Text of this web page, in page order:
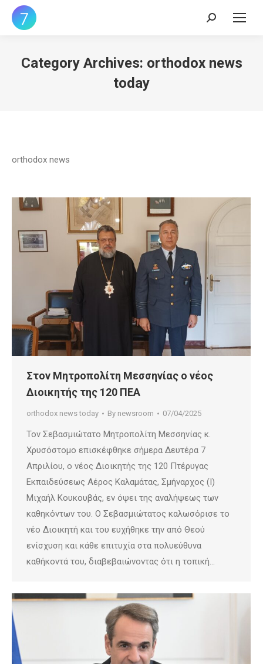
Search:
Category Archives: orthodox news
today
orthodox news
Στον Μητροπολίτη Μεσσηνίας ο νέος
Διοικητής της 120 ΠΕΑ
orthodox news today By newsroom 07/04/2025
Τον Σεβασμιώτατο Μητροπολίτη Μεσσηνίας κ.
Χρυσόστομο επισκέφθηκε σήμερα Δευτέρα 7
Απριλίου, ο νέος Διοικητής της 120 Πτέρυγας
Εκπαιδεύσεως Αέρος Καλαμάτας, Σμήναρχος (Ι)
Μιχαήλ Κουκουβάς, εν όψει της αναλήψεως των
καθηκόντων του. Ο Σεβασμιώτατος καλωσόρισε το
νέο Διοικητή και του ευχήθηκε την από Θεού
ενίσχυση και κάθε επιτυχία στα πολυεύθυνα
καθήκοντά του, διαβεβαιώνοντας ότι η τοπική…